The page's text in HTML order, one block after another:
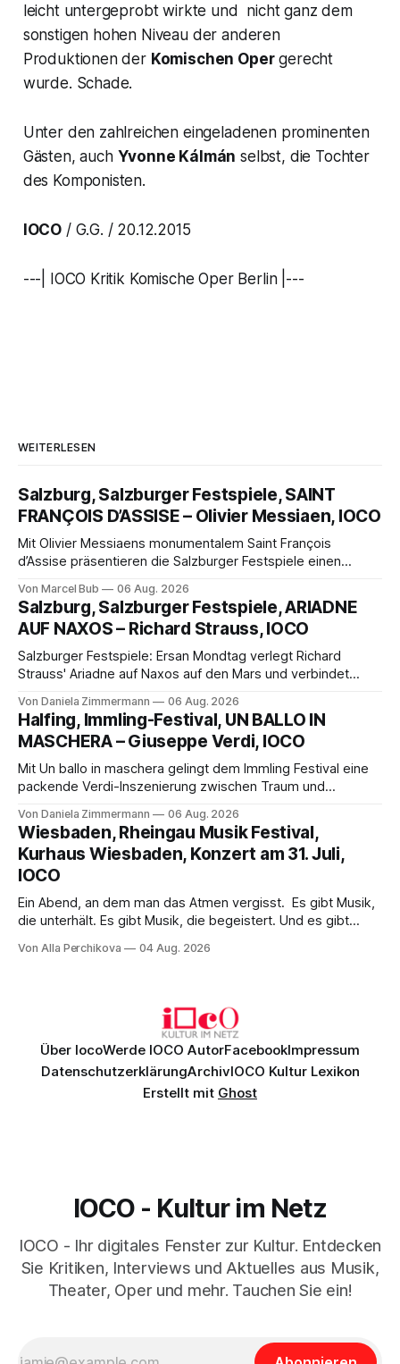
leicht untergeprobt wirkte und nicht ganz dem
sonstigen hohen Niveau der anderen
Produktionen der Komischen Opergerecht
wurde. Schade.
Unter den zahlreichen eingeladenen prominenten
Gästen, auch Yvonne Kálmán selbst, die Tochter
des Komponisten.
IOCO / G.G. / 20.12.2015
---| IOCO Kritik Komische Oper Berlin |---
WEITERLESEN
Salzburg, Salzburger Festspiele, SAINT
FRANÇOIS D’ASSISE – Olivier Messiaen, IOCO
Mit Olivier Messiaens monumentalem Saint François
d’Assise präsentieren die Salzburger Festspiele einen
eine bildgewaltige Inszenierung, Maxime Pascal entfaltet
die komplexe Partitur eindrucksvoll, Philippe Sly berührt als
Franziskus.
Von Marcel Bub 06 Aug. 2026
Salzburg, Salzburger Festspiele, ARIADNE
AUF NAXOS – Richard Strauss, IOCO
Salzburger Festspiele: Ersan Mondtag verlegt Richard
Strauss' Ariadne auf Naxos auf den Mars und verbindet
Aufführung mit starken Solisten und den Wiener
Philharmonikern, szenisch bleibt der zweite Akt jedoch
hinter den Erwartungen zurück.
Von Daniela Zimmermann 06 Aug. 2026
Halfing, Immling-Festival, UN BALLO IN
MASCHERA – Giuseppe Verdi, IOCO
Mit Un ballo in maschera gelingt dem Immling Festival eine
packende Verdi-Inszenierung zwischen Traum und
psychologische Tiefe mit starken Bildern, getragen von
einem spielfreudigen Ensemble und einer musikalisch
überzeugenden Gesamtleistung.
Von Daniela Zimmermann 06 Aug. 2026
Wiesbaden, Rheingau Musik Festival,
Kurhaus Wiesbaden, Konzert am 31. Juli,
IOCO
Ein Abend, an dem man das Atmen vergisst. Es gibt Musik,
die unterhält. Es gibt Musik, die begeistert. Und es gibt
Genau so war der Abend im Kurhaus Wiesbaden, an dem
Von Alla Perchikova 04 Aug. 2026
Über IocoWerde IOCO AutorFacebookImpressum
DatenschutzerklärungArchivIOCO Kultur Lexikon
Erstellt mit Ghost
IOCO - Kultur im Netz
IOCO - Ihr digitales Fenster zur Kultur. Entdecken
Sie Kritiken, Interviews und Aktuelles aus Musik,
Theater, Oper und mehr. Tauchen Sie ein!